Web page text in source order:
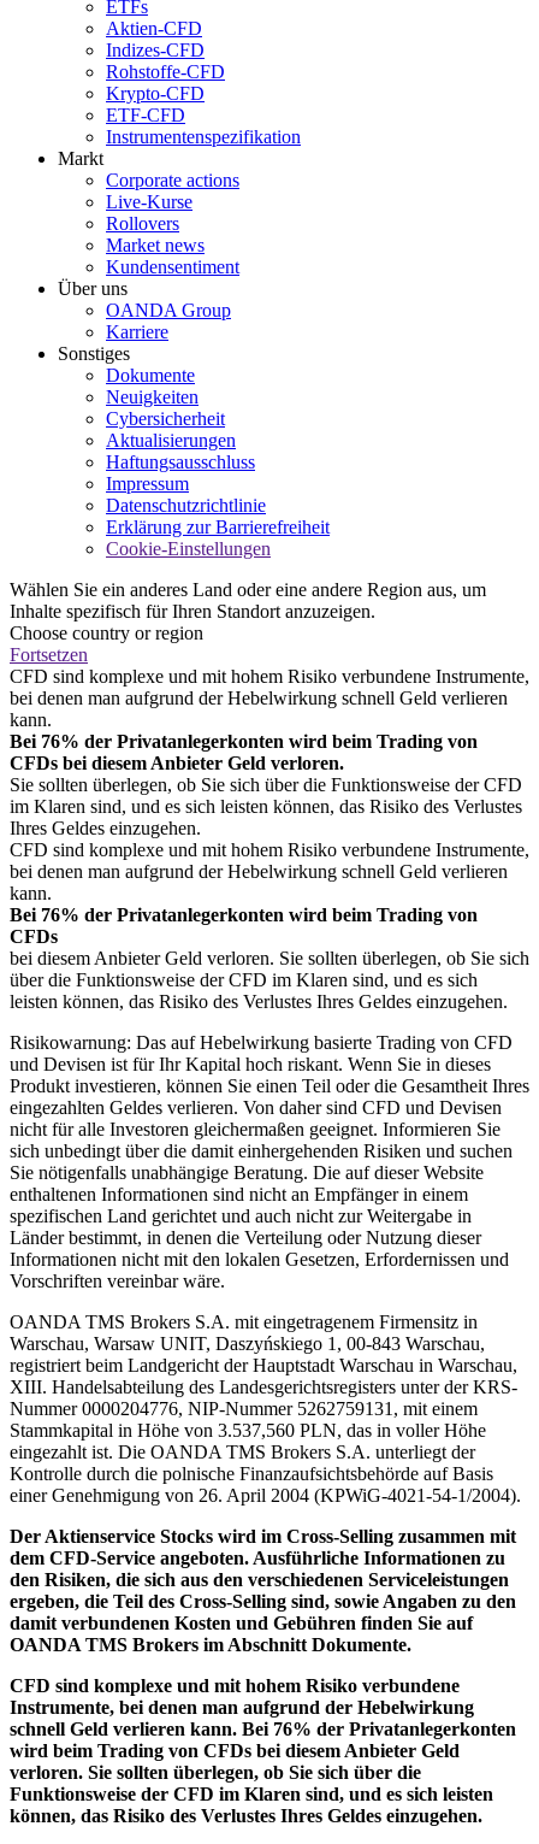
ETFs
Aktien-CFD
Indizes-CFD
Rohstoffe-CFD
Krypto-CFD
ETF-CFD
Instrumentenspezifikation
Markt
Corporate actions
Live-Kurse
Rollovers
Market news
Kundensentiment
Über uns
OANDA Group
Karriere
Sonstiges
Dokumente
Neuigkeiten
Cybersicherheit
Aktualisierungen
Haftungsausschluss
Impressum
Datenschutzrichtlinie
Erklärung zur Barrierefreiheit
Cookie-Einstellungen
Wählen Sie ein anderes Land oder eine andere Region aus, um
Inhalte spezifisch für Ihren Standort anzuzeigen.
Choose country or region
Fortsetzen
CFD sind komplexe und mit hohem Risiko verbundene Instrumente,
bei denen man aufgrund der Hebelwirkung schnell Geld verlieren
kann.
Bei 76% der Privatanlegerkonten wird beim Trading von
CFDs bei diesem Anbieter Geld verloren.
Sie sollten überlegen, ob Sie sich über die Funktionsweise der CFD
im Klaren sind, und es sich leisten können, das Risiko des Verlustes
Ihres Geldes einzugehen.
CFD sind komplexe und mit hohem Risiko verbundene Instrumente,
bei denen man aufgrund der Hebelwirkung schnell Geld verlieren
kann.
Bei 76% der Privatanlegerkonten wird beim Trading von
CFDs
bei diesem Anbieter Geld verloren. Sie sollten überlegen, ob Sie sich
über die Funktionsweise der CFD im Klaren sind, und es sich
leisten können, das Risiko des Verlustes Ihres Geldes einzugehen.
Risikowarnung: Das auf Hebelwirkung basierte Trading von CFD
und Devisen ist für Ihr Kapital hoch riskant. Wenn Sie in dieses
Produkt investieren, können Sie einen Teil oder die Gesamtheit Ihres
eingezahlten Geldes verlieren. Von daher sind CFD und Devisen
nicht für alle Investoren gleichermaßen geeignet. Informieren Sie
sich unbedingt über die damit einhergehenden Risiken und suchen
Sie nötigenfalls unabhängige Beratung. Die auf dieser Website
enthaltenen Informationen sind nicht an Empfänger in einem
spezifischen Land gerichtet und auch nicht zur Weitergabe in
Länder bestimmt, in denen die Verteilung oder Nutzung dieser
Informationen nicht mit den lokalen Gesetzen, Erfordernissen und
Vorschriften vereinbar wäre.
OANDA TMS Brokers S.A. mit eingetragenem Firmensitz in
Warschau, Warsaw UNIT, Daszyńskiego 1, 00-843 Warschau,
registriert beim Landgericht der Hauptstadt Warschau in Warschau,
XIII. Handelsabteilung des Landesgerichtsregisters unter der KRS-
Nummer 0000204776, NIP-Nummer 5262759131, mit einem
Stammkapital in Höhe von 3.537,560 PLN, das in voller Höhe
eingezahlt ist. Die OANDA TMS Brokers S.A. unterliegt der
Kontrolle durch die polnische Finanzaufsichtsbehörde auf Basis
einer Genehmigung von 26. April 2004 (KPWiG-4021-54-1/2004).
Der Aktienservice Stocks wird im Cross-Selling zusammen mit
dem CFD-Service angeboten. Ausführliche Informationen zu
den Risiken, die sich aus den verschiedenen Serviceleistungen
ergeben, die Teil des Cross-Selling sind, sowie Angaben zu den
damit verbundenen Kosten und Gebühren finden Sie auf
OANDA TMS Brokers im Abschnitt Dokumente.
CFD sind komplexe und mit hohem Risiko verbundene
Instrumente, bei denen man aufgrund der Hebelwirkung
schnell Geld verlieren kann. Bei 76% der Privatanlegerkonten
wird beim Trading von CFDs bei diesem Anbieter Geld
verloren. Sie sollten überlegen, ob Sie sich über die
Funktionsweise der CFD im Klaren sind, und es sich leisten
können, das Risiko des Verlustes Ihres Geldes einzugehen.